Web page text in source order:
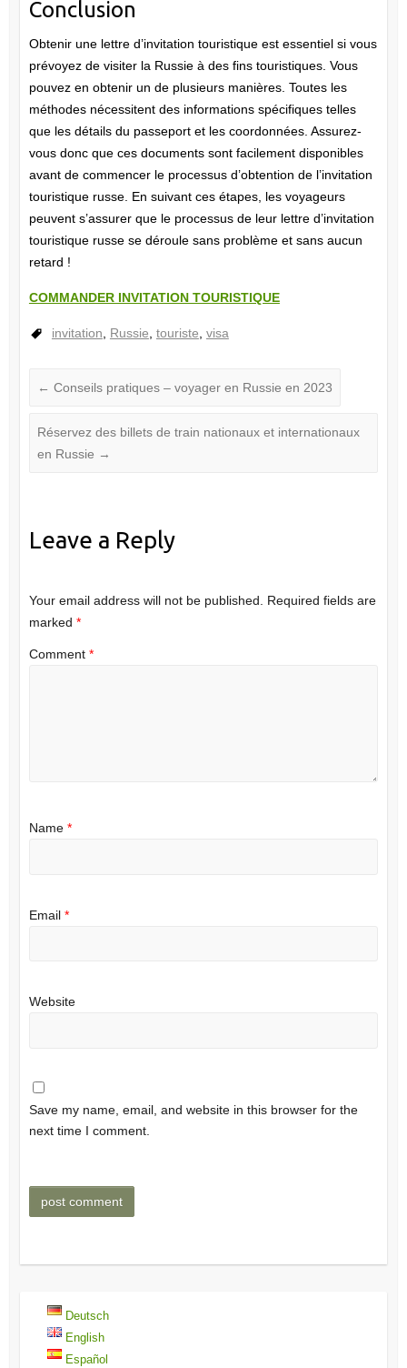
Conclusion
Obtenir une lettre d’invitation touristique est essentiel si vous
prévoyez de visiter la Russie à des fins touristiques. Vous
pouvez en obtenir un de plusieurs manières. Toutes les
méthodes nécessitent des informations spécifiques telles
que les détails du passeport et les coordonnées. Assurez-
vous donc que ces documents sont facilement disponibles
avant de commencer le processus d’obtention de l’invitation
touristique russe. En suivant ces étapes, les voyageurs
peuvent s’assurer que le processus de leur lettre d’invitation
touristique russe se déroule sans problème et sans aucun
retard !
COMMANDER INVITATION TOURISTIQUE
invitation, Russie, touriste, visa
← Conseils pratiques – voyager en Russie en 2023
Réservez des billets de train nationaux et internationaux
en Russie →
Leave a Reply
Your email address will not be published.
Required fields are
marked *
Comment *
Name *
Email *
Website
Save my name, email, and website in this browser for the
next time I comment.
Deutsch
English
Español